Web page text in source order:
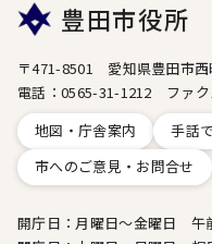
豊田市役所
〒471-8501 愛知県豊田市西
電話：0565-31-1212 ファク
地図・庁舎案内
手話
市へのご意見・お問合せ
開庁日：月曜日～金曜日 午